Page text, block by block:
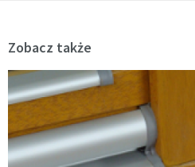
Zobacz także